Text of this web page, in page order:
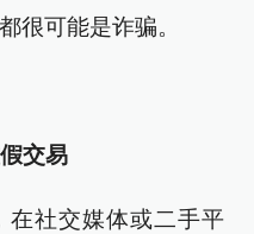
很可能是诈骗。
交易
在社交媒体或二手平